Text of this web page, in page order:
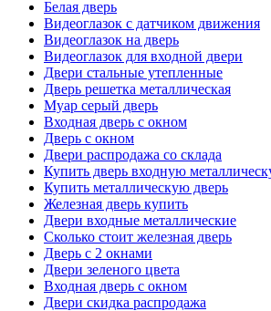
Белая дверь
Видеоглазок с датчиком движения
Видеоглазок на дверь
Видеоглазок для входной двери
Двери стальные утепленные
Дверь решетка металлическая
Муар серый дверь
Входная дверь с окном
Дверь с окном
Двери распродажа со склада
Купить дверь входную
Купить металлическую дверь
Железная дверь купить
Двери входные металлические
Сколько стоит железная дверь
Дверь с 2 окнами
Двери зеленого цвета
Входная дверь с окном
Двери скидка распродажа